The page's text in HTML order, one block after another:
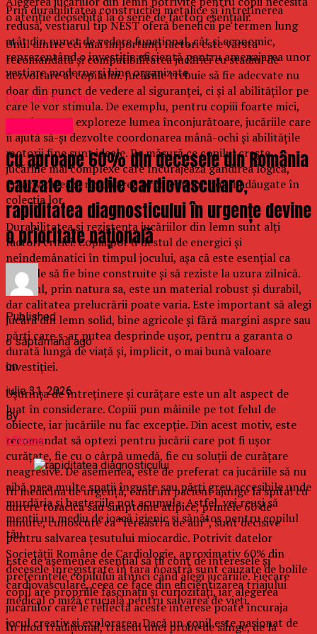
o atenție deosebită la o serie de factori esențiali.
Unul dintre cei mai importanți factori este vârsta
recomandată și compatibilitatea jucăriei cu stadiul de
dezvoltare al copilului. Jucăriile trebuie să fie adecvate nu
doar din punct de vedere al siguranței, ci și al abilităților pe
care le vor stimula. De exemplu, pentru copiii foarte mici,
care încep să exploreze lumea înconjurătoare, jucăriile care
îi ajută să-și dezvolte coordonarea mână-ochi și abilitățile
motorii fine sunt ideale. Pe măsură ce copilul crește,
jucăriile mai complexe care încurajează gândirea logică,
creativitatea și rezolvarea problemelor pot fi adăugate în
colecția lor.
Durabilitatea și rezistența jucăriilor din lemn sunt alți
factori critici. Copiii pot fi destul de energici și
neîndemânatici în timpul jocului, așa că este esențial ca
jucăriile să fie bine construite și să reziste la uzura zilnică.
Lemnul, prin natura sa, este un material robust și durabil,
dar calitatea prelucrării poate varia. Este important să alegi
jucării din lemn solid, bine agricole și fără margini aspre sau
părți care s-ar putea desprinde ușor, pentru a garanta o
durată lungă de viață și, implicit, o mai bună valoare
investiției.
Ușurința de întreținere și curățare este un alt aspect de
luat în considerare. Copiii pun mâinile pe tot felul de
obiecte, iar jucăriile nu fac excepție. Din acest motiv, este
recomandat să optezi pentru jucării care pot fi ușor
curățate, fie cu o cârpă umedă, fie cu soluții de curățare
neagresive. De asemenea, este de preferat ca jucăriile să nu
aibă prea multe spații înguste sau părți greu accesibile unde
murdăria și bacteriile pot acumula. Astfel, vei reuși să
menții un mediu de joacă igienic și sănătos pentru copilul
tău.
Este de asemenea esențial să ții cont de interesele și
preferințele copilului atunci când alegi jucăriile. Fiecare
copil are propriile fascinații și curiozități, iar alegerea
jucăriilor care le reflectă aceste interese poate încuraja
jocul creativ și explorarea. Dacă un copil este pasionat de
Prin durabilitatea construcției metalice și întreținerea
redusă, vestiarul tip NEST oferă beneficii pe termen lung
atât din punct de vedere funcțional, cât și economic,
reprezentând o investiție eficientă pentru amenajarea unor
vestiare moderne și bine organizate.
Continue Reading
Cu aproape 60% din decesele din România
cauzate de bolile cardiovasculare,
rapiditatea diagnosticului în urgențe devine
o prioritate națională
Published
o săptămână ago
on
iulie 31, 2026
By
b2bseo
În medicina de urgență, când un pacient ajunge la spital cu
durere toracică sau simptome atipice, primele 60 de
minute, cunoscute ca “fereastra de aur”, sunt decisive
pentru salvarea țesutului miocardic. Potrivit datelor
Societății Române de Cardiologie, aproximativ 60% din
decesele înregistrate în țara noastră sunt cauzate de bolile
cardiovasculare, ceea ce face din eficientizarea triajului
medical o miză crucială pentru salvarea de vieți.
În mod tradițional, traseul unei probe de sânge, de la